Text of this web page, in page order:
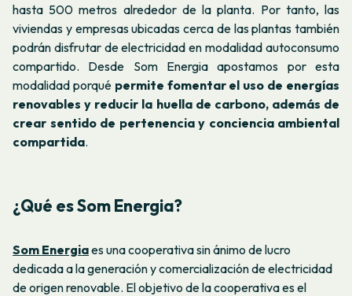
hasta 500 metros alrededor de la planta. Por tanto, las
viviendas y empresas ubicadas cerca de las plantas también
podrán disfrutar de electricidad en modalidad autoconsumo
compartido. Desde Som Energia apostamos por esta
modalidad porqué permite fomentar el uso de energías
renovables y reducir la huella de carbono, además de
crear sentido de pertenencia y conciencia ambiental
compartida.
¿Qué es Som Energia?
Som Energiaes una cooperativa sin ánimo de lucro
dedicada a la generación y comercialización de electricidad
de origen renovable. El objetivo de la cooperativa es el